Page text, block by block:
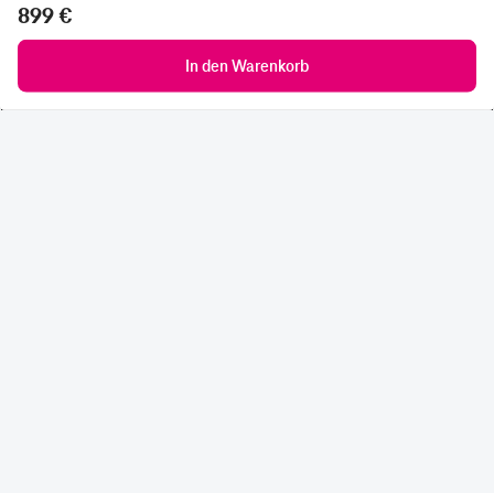
899 €
In den Warenkorb